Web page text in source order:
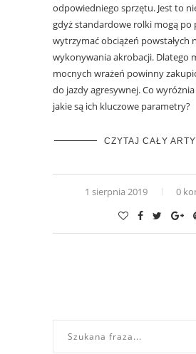
odpowiedniego sprzętu. Jest to
gdyż standardowe rolki mogą po
wytrzymać obciążeń powstałych
wykonywania akrobacji. Dlatego
mocnych wrażeń powinny
do jazdy agresywnej. Co
jakie są ich kluczowe parametry?
CZYTAJ CAŁY
1 sierpnia 2019 0